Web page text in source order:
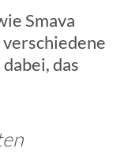
Smava
das